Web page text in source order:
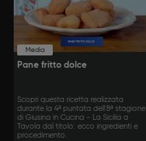
Media
Pane fritto dolce
Scopri questa ricetta realizzata
durante la 4ª puntata dell'8ª stagione
di Giusina in Cucina - La Sicilia a
Tavola dal titolo: ecco ingredienti e
procedimento.